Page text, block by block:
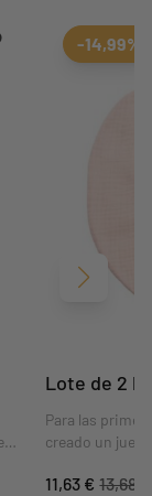
ai preferiti
favoritos
-14,99%
Lote de 2
Para las
creado un
Unis.Baberos
11,63 € 13,68 €